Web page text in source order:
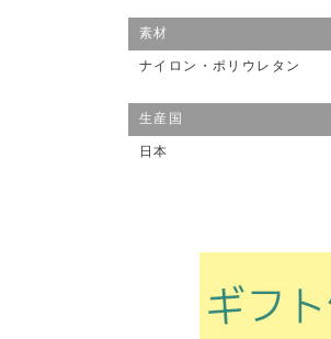
素材
ナイロン・ポリウレタン
生産国
日本